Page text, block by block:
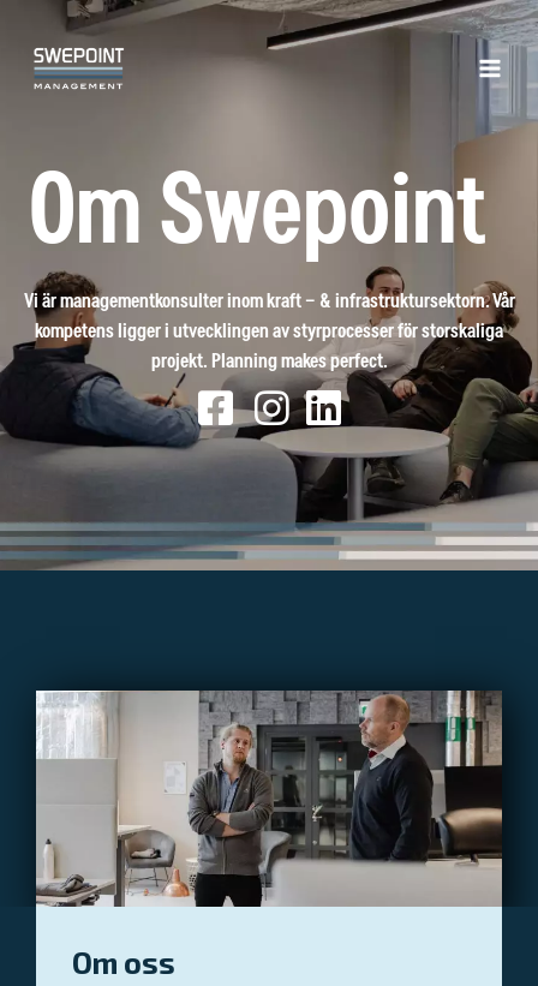
innehåll
Main
Om Swepoint
Vi är managementkonsulter inom kraft – & infrastruktursektorn. Vår
kompetens ligger i utvecklingen av styrprocesser för storskaliga
projekt. Planning makes perfect.
Om oss